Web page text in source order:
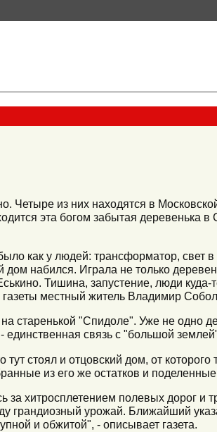
Четыре из них находятся в
эта богом забытая деревенька
как у людей: трансформатор, свет
набился. Играла не только
Тишина, запустение, люди
газеты местный житель Владимир
старенькой "Спидоле". Уже не одно
связь с "большой
стоял и отцовский дом, от которого
из его же остатков и
хитросплетением полевых дорог и
урожай. Ближайший
и обжитой", - описывает газета.